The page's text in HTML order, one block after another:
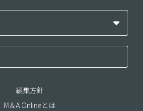
編集方針
M＆A Onlineとは